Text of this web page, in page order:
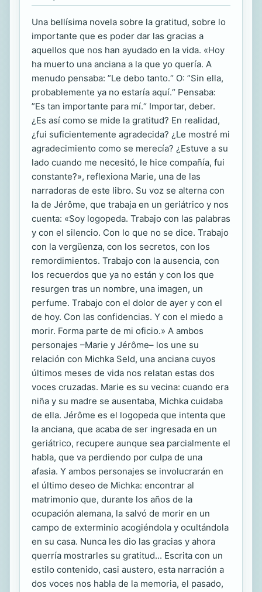
Una bellísima novela sobre la gratitud, sobre lo
importante que es poder dar las gracias a
aquellos que nos han ayudado en la vida. «Hoy
ha muerto una anciana a la que yo quería. A
menudo pensaba: ”Le debo tanto.“ O: ”Sin ella,
probablemente ya no estaría aquí.“ Pensaba:
”Es tan importante para mí.“ Importar, deber.
¿Es así como se mide la gratitud? En realidad,
¿fui suficientemente agradecida? ¿Le mostré mi
agradecimiento como se merecía? ¿Estuve a su
lado cuando me necesitó, le hice compañía, fui
constante?», reflexiona Marie, una de las
narradoras de este libro. Su voz se alterna con
la de Jérôme, que trabaja en un geriátrico y nos
cuenta: «Soy logopeda. Trabajo con las palabras
y con el silencio. Con lo que no se dice. Trabajo
con la vergüenza, con los secretos, con los
remordimientos. Trabajo con la ausencia, con
los recuerdos que ya no están y con los que
resurgen tras un nombre, una imagen, un
perfume. Trabajo con el dolor de ayer y con el
de hoy. Con las confidencias. Y con el miedo a
morir. Forma parte de mi oficio.» A ambos
personajes –Marie y Jérôme– los une su
relación con Michka Seld, una anciana cuyos
últimos meses de vida nos relatan estas dos
voces cruzadas. Marie es su vecina: cuando era
niña y su madre se ausentaba, Michka cuidaba
de ella. Jérôme es el logopeda que intenta que
la anciana, que acaba de ser ingresada en un
geriátrico, recupere aunque sea parcialmente el
habla, que va perdiendo por culpa de una
afasia. Y ambos personajes se involucrarán en
el último deseo de Michka: encontrar al
matrimonio que, durante los años de la
ocupación alemana, la salvó de morir en un
campo de exterminio acogiéndola y ocultándola
en su casa. Nunca les dio las gracias y ahora
querría mostrarles su gratitud... Escrita con un
estilo contenido, casi austero, esta narración a
dos voces nos habla de la memoria, el pasado,